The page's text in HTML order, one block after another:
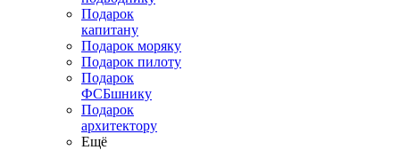
Подарок
капитану
Подарок моряку
Подарок пилоту
Подарок
ФСБшнику
Подарок
архитектору
Ещё